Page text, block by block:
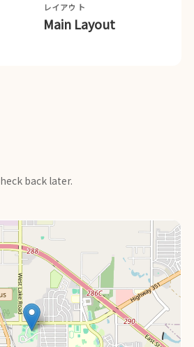
レイアウト
Main Layout
back later.